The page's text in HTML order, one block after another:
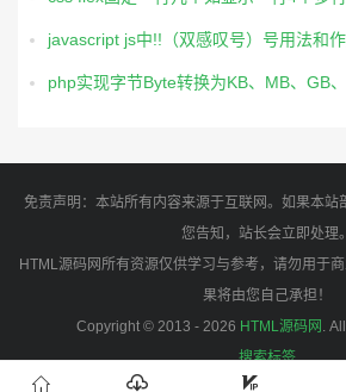
javascript js中!!（双感叹号）号用法和
php实现字节Byte转换为KB、MB、GB
免责声明：本站所有内容来源于互联网。如果本站
您告知，站长会立即处理。
HTML源码网所有资源仅供学习与参考，请勿用于
果将由您自己承担！
Copyright © 2013 - 2026 HTML源码网 .
搜索标签
潮汐表